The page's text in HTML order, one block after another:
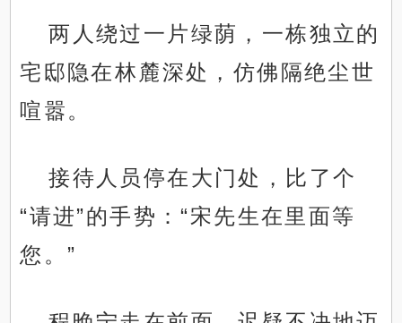
两人绕过一片绿荫，一栋独立的
宅邸隐在林麓深处，仿佛隔绝尘世
喧嚣。
接待人员停在大门处，比了个
“请进”的手势：“宋先生在里面等
您。”